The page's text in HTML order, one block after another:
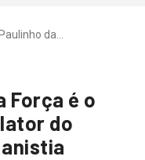
da…
Força é o
do